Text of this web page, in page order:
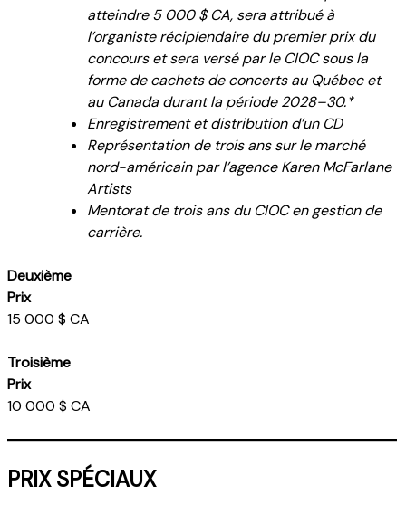
atteindre 5 000 $ CA, sera attribué à
l’organiste récipiendaire du premier prix du
concours et sera versé par le CIOC sous la
forme de cachets de concerts au Québec et
au Canada durant la période 2028–30.*
Enregistrement et distribution d’un CD
Représentation de trois ans sur le marché
nord-américain par l’agence Karen McFarlane
Artists
Mentorat de trois ans du CIOC en gestion de
carrière.
Deuxième
Prix
15 000 $ CA
Troisième
Prix
10 000 $ CA
PRIX SPÉCIAUX